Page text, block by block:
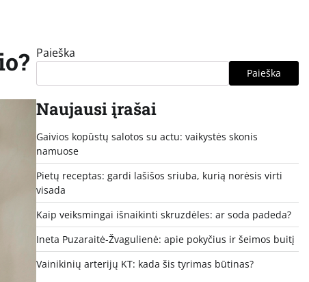
Paieška
Paieška
Naujausi įrašai
Gaivios kopūstų salotos su actu: vaikystės skonis
namuose
Pietų receptas: gardi lašišos sriuba, kurią norėsis virti
visada
Kaip veiksmingai išnaikinti skruzdėles: ar soda padeda?
Ineta Puzaraitė-Žvagulienė: apie pokyčius ir šeimos buitį
Vainikinių arterijų KT: kada šis tyrimas būtinas?